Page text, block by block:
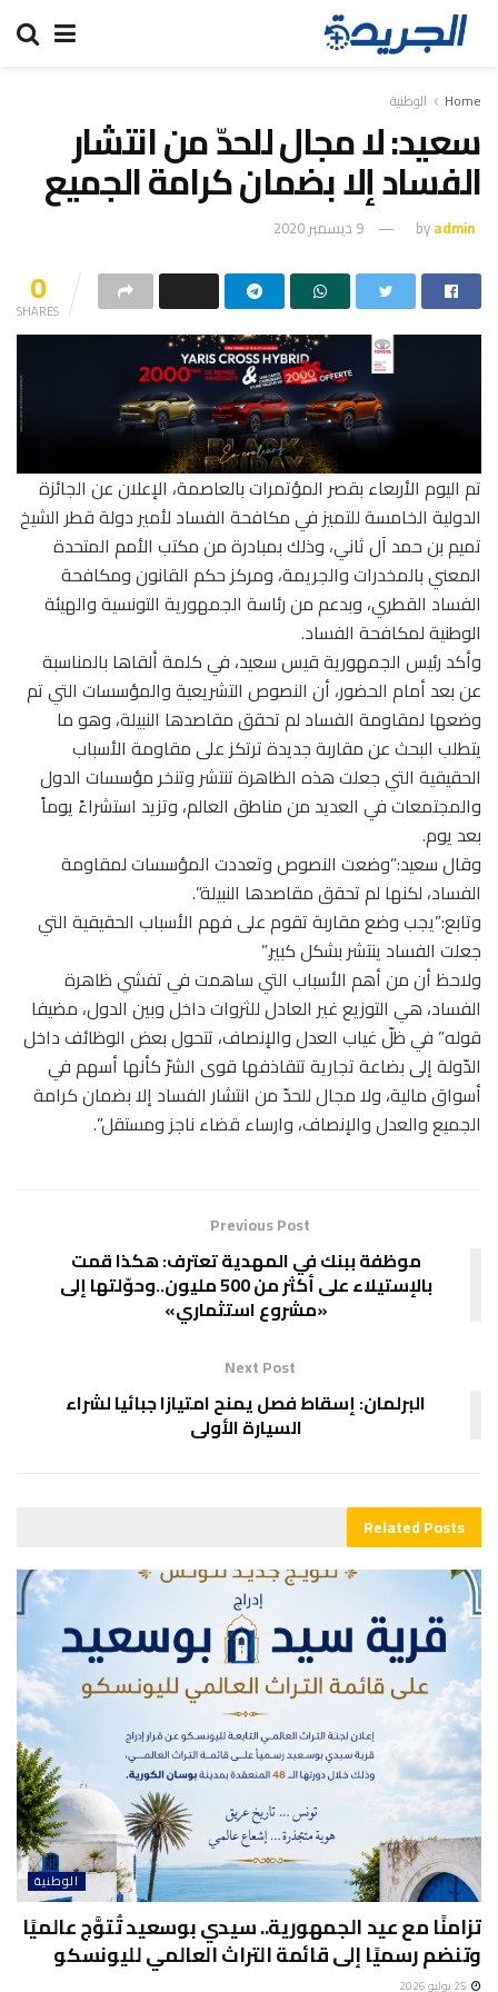
Home الوطنية
سعيد: لا مجال للحدّ من انتشار
الفساد إلا بضمان كرامة الجميع
byadmin 9 ديسمبر 2020
0
SHARES
تم اليوم الأربعاء بقصر المؤتمرات بالعاصمة، الإعلان عن الجائزة
الدولية الخامسة للتميز في مكافحة الفساد لأمير دولة قطر الشيخ
تميم بن حمد آل ثاني، وذلك بمبادرة من مكتب الأمم المتحدة
المعني بالمخدرات والجريمة، ومركز حكم القانون ومكافحة
الفساد القطري، وبدعم من رئاسة الجمهورية التونسية والهيئة
الوطنية لمكافحة الفساد.
وأكد رئيس الجمهورية قيس سعيد، في كلمة ألقاها بالمناسبة
عن بعد أمام الحضور، أن النصوص التشريعية والمؤسسات التي تم
وضعها لمقاومة الفساد لم تحقق مقاصدها النبيلة، وهو ما
يتطلب البحث عن مقاربة جديدة ترتكز على مقاومة الأسباب
الحقيقية التي جعلت هذه الظاهرة تنتشر وتنخر مؤسسات الدول
والمجتمعات في العديد من مناطق العالم، وتزيد استشراءً يوماً
بعد يوم.
وقال سعيد:”وضعت النصوص وتعددت المؤسسات لمقاومة
الفساد، لكنها لم تحقق مقاصدها النبيلة”.
وتابع:”يجب وضع مقاربة تقوم على فهم الأسباب الحقيقية التي
جعلت الفساد ينتشر بشكل كبير.”
ولاحظ أن من أهم الأسباب التي ساهمت في تفشي ظاهرة
الفساد، هي التوزيع غير العادل للثروات داخل وبين الدول، مضيفا
قوله” في ظلّ غياب العدل والإنصاف، تتحول بعض الوظائف داخل
الدّولة إلى بضاعة تجارية تتقاذفها قوى الشرّ كأنها أسهم في
أسواق مالية، ولا مجال للحدّ من انتشار الفساد إلا بضمان كرامة
الجميع والعدل والإنصاف، وارساء قضاء ناجز ومستقل”.
Previous Post
موظفة ببنك في المهدية تعترف: هكذا قمت
بالإستيلاء على أكثر من 500 مليون..وحوّلتها إلى
«مشروع استثماري»
Next Post
البرلمان: إسقاط فصل يمنح امتيازا جبائيا لشراء
السيارة الأولى
RelatedPosts
الوطنية
تزامنًا مع عيد الجمهورية.. سيدي بوسعيد تُتوَّج عالميًا
وتنضم رسميًا إلى قائمة التراث العالمي لليونسكو